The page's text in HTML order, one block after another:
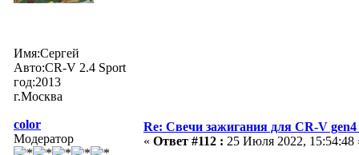
Имя:Сергей
Авто:CR-V 2.4 Sport
год:2013
г.Москва
color
Модератор
Re: Свечи зажигания для CR-V
« Ответ #112 : 25 Июля 2022, 15:54:48